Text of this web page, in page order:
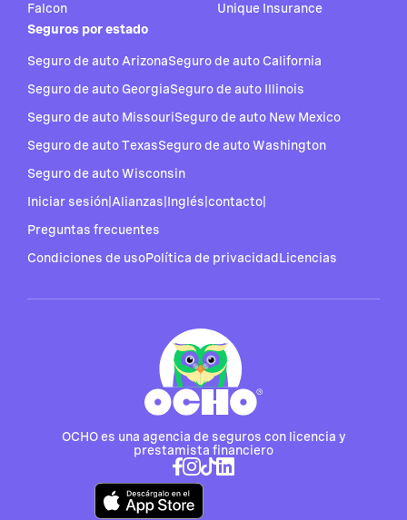
OCHO es una agencia de seguros con licencia y
prestamista financiero
Falcon
Unique Insurance
Seguros por estado
Seguro de auto ArizonaSeguro de auto California
Seguro de auto GeorgiaSeguro de auto Illinois
Seguro de auto MissouriSeguro de auto New Mexico
Seguro de auto TexasSeguro de auto Washington
Seguro de auto Wisconsin
Iniciar sesión Alianzas Inglés contacto
Preguntas frecuentes
Condiciones de usoPolítica de privacidadLicencias